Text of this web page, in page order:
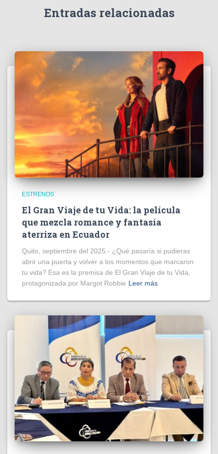
Entradas relacionadas
ESTRENOS
El Gran Viaje de tu Vida: la película
que mezcla romance y fantasía
aterriza en Ecuador
Quito, septiembre del 2025.- ¿Qué pasaría si pudieras
abrir una puerta y volver a los momentos que marcaron
tu vida? Esa es la premisa de El Gran Viaje de tu Vida,
protagonizada por Margot Robbie Leer más